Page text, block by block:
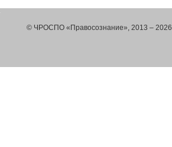
© ЧРОСПО «Правосознание», 2013 – 2026